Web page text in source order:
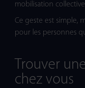
mobilisation
Ce geste est simple,
pour les personnes
Trouver
chez vous